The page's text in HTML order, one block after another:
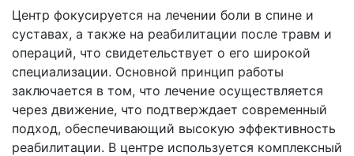
Центр фокусируется на лечении боли в спине и
суставах, а также на реабилитации после травм и
операций, что свидетельствует о его широкой
специализации. Основной принцип работы
заключается в том, что лечение осуществляется
через движение, что подтверждает современный
подход, обеспечивающий высокую эффективность
реабилитации. В центре используется комплексный